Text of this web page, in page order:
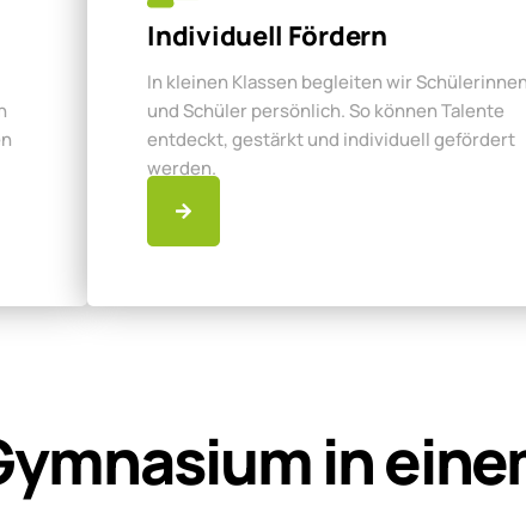
Individuell Fördern
In kleinen Klassen begleiten wir Schülerinnen
und Schüler persönlich. So können Talente
entdeckt, gestärkt und individuell gefördert
werden.
in